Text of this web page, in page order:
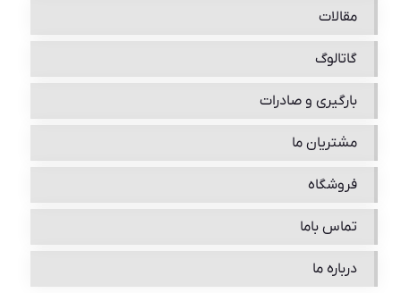
مقالات
گاتالوگ
بارگیری و صادرات
مشتریان ما
فروشگاه
تماس باما
درباره ما